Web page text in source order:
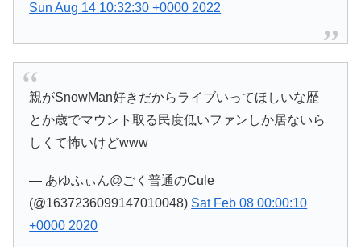
Sun Aug 14 10:32:30 +0000 2022
親がSnowMan好きだからライブいってほしいな歴
とか歳でマウント取る民度低いファンしか居ないら
しくて怖いけどwww
— あゆふぃん@ごく普通のCule
(@1637236099147010048) Sat Feb 08 00:00:10
+0000 2020